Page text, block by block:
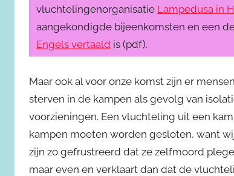
vluchtelingenorganisatie Lampedusa in
aangekondigde bijeenkomsten en een
Engels vertaald is (pdf).
Maar ook al voor onze komst zijn er
sterven in de kampen als gevolg van
voorzieningen. Een vluchteling uit een
kampen moeten worden gesloten, want
zijn zo gefrustreerd dat ze zelfmoord
maar even en verklaart dan dat de